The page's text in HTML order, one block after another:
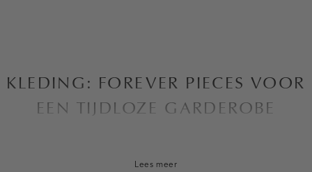
KLEDING: FOREVER PIECES VOOR
EEN TIJDLOZE GARDEROBE
eigentijdse vrouw in alle aspecten van haar leven te laten
Lees meer